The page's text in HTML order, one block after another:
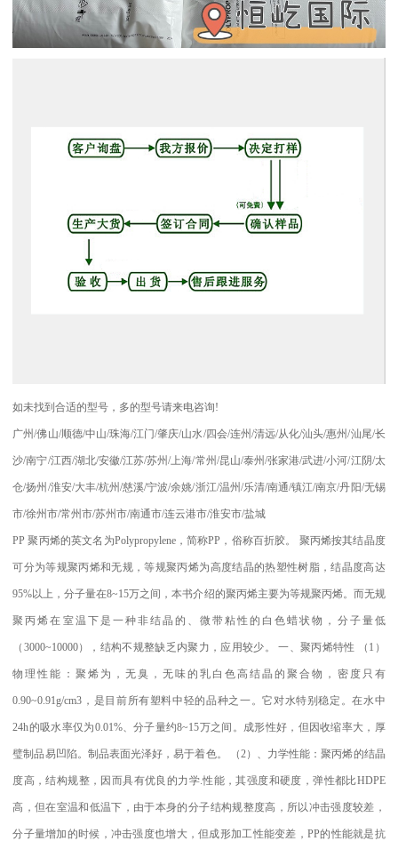
如未找到合适的型号，多的型号请来电咨询!
广州/佛山/顺德/中山/珠海/江门/肇庆/山水/四会/连州 /清远/从化/汕头/惠州/汕尾/长
沙/南宁/江西/湖北/安徽/江苏/苏州/上海/常州 /昆山/泰州 /张家港/武进/小河/江阴/太
仓/扬州 /淮安/大丰/杭州/慈溪/宁波/余姚/浙江/温州 /乐清/南通/镇江/南京/丹阳/无锡
市/徐州市/常州市/苏州市/南通市/连云港市/淮安市/盐城
PP聚丙烯的英文名为Polypropylene，简称PP ，俗称百折胶。 聚丙烯按其结晶度
可分为等规聚丙烯和无规，等规聚丙烯为高度结晶的热塑性树脂，结晶度高达
95%以上，分子量在8~15万之间，本书介绍的聚丙烯主要为等规聚丙烯。而无规
聚丙烯在室温下是一种非结晶的、微带粘性的白色蜡状物，分子量低
（ 3000~10000），结构不规整缺乏内聚力，应用较少。一、聚丙烯特性 （ 1 ）
物理性能：聚烯为，无臭，无味的乳白色高结晶的聚合物，密度只有
0.90~0.91g/cm3 ，是目前所有塑料中轻的品种之一。它对水特别稳定。在水中
24h的吸水率仅为0.01%、分子量约8~15万之间。成形性好，但因收缩率大，厚
璧制品易凹陷。制品表面光泽好，易于着色。 （2）、力学性能：聚丙烯的结晶
度高，结构规整，因而具有优良的力学. 性能，其强度和硬度，弹性都比HDPE
高，但在室温和低温下，由于本身的分子结构规整度高，所以冲击强度较差，
分子量增加的时候，冲击强度也增大，但成形加工性能变差， PP的性能就是抗